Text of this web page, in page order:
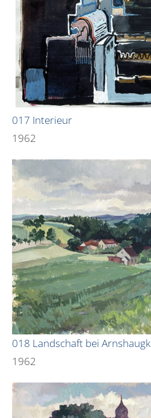
017 Interieur
1962
018 Landschaft bei Arnshaugk
1962